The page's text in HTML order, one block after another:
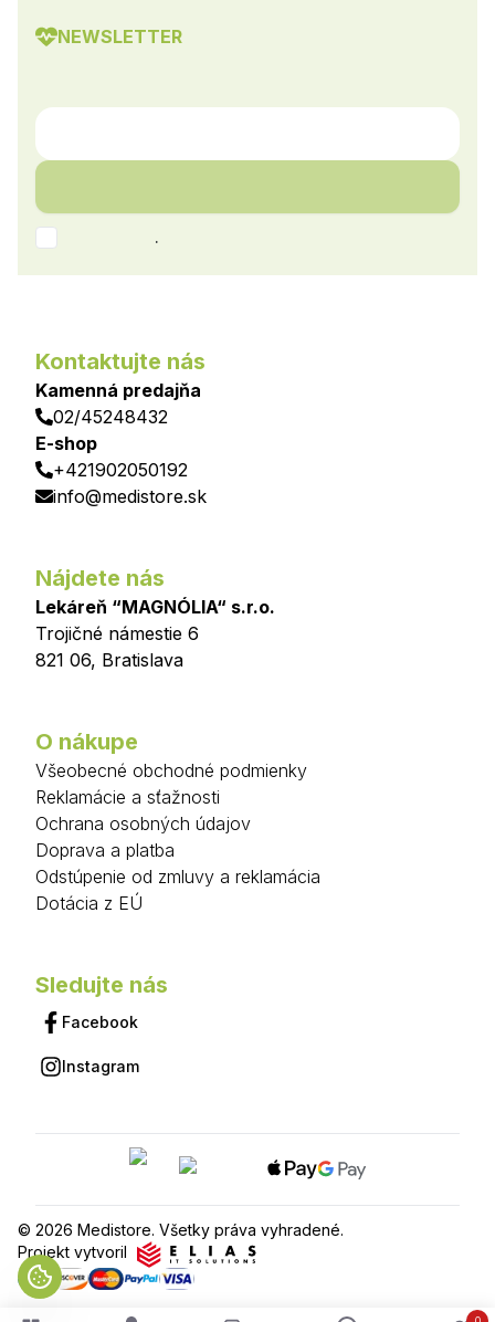
NEWSLETTER
.
Kontaktujte nás
Kamenná predajňa
02/45248432
E-shop
+421902050192
info@medistore.sk
Nájdete nás
Lekáreň “MAGNÓLIA“ s.r.o.
Trojičné námestie 6
821 06, Bratislava
O nákupe
Všeobecné obchodné podmienky
Reklamácie a sťažnosti
Ochrana osobných údajov
Doprava a platba
Odstúpenie od zmluvy a reklamácia
Dotácia z EÚ
Sledujte nás
Facebook
Instagram
© 2026 Medistore. Všetky práva vyhradené.
Projekt vytvoril